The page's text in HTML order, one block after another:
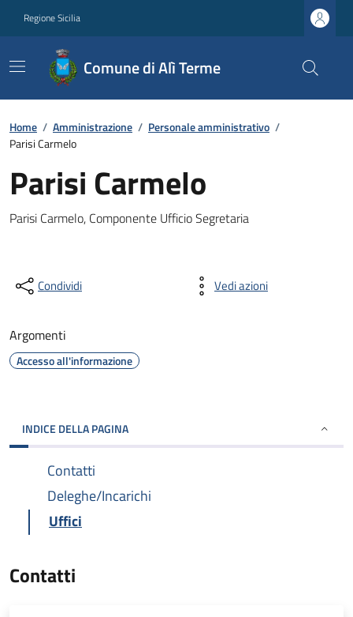
Regione Sicilia
Comune di Alì Terme
Home / Amministrazione / Personale amministrativo /
Parisi Carmelo
Parisi Carmelo
Parisi Carmelo, Componente Ufficio Segretaria
Condividi Vedi azioni
Argomenti
Accesso all'informazione
INDICE DELLA PAGINA
Contatti
Deleghe/Incarichi
Uffici
Contatti